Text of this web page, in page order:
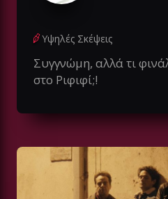
Υψηλές Σκέψεις
Συγγνώμη, αλλά τι
στο Ριφιφί;!